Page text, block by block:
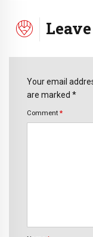
Your email
are marked *
Comment *